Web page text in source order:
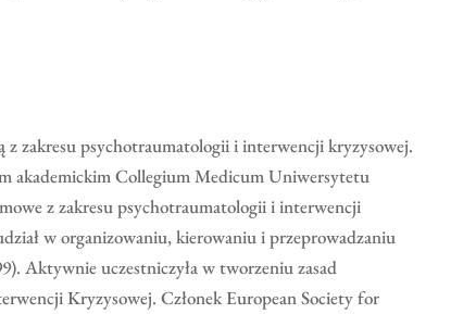
zakresu psychotraumatologii i interwencji kryzysowej.
akademickim Collegium Medicum Uniwersytetu
z zakresu psychotraumatologii i interwencji
w organizowaniu, kierowaniu i przeprowadzaniu
Aktywnie uczestniczyła w tworzeniu zasad
Kryzysowej. Członek European Society for